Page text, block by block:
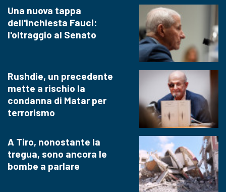
Una nuova tappa
dell'inchiesta Fauci:
l'oltraggio al Senato
Rushdie, un precedente
mette a rischio la
condanna di Matar per
terrorismo
A Tiro, nonostante la
tregua, sono ancora le
bombe a parlare